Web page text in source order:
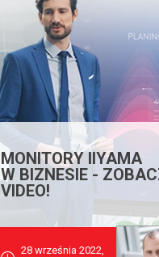
MONITORY IIYAMA
W BIZNESIE -
VIDEO!
28 września 2022,